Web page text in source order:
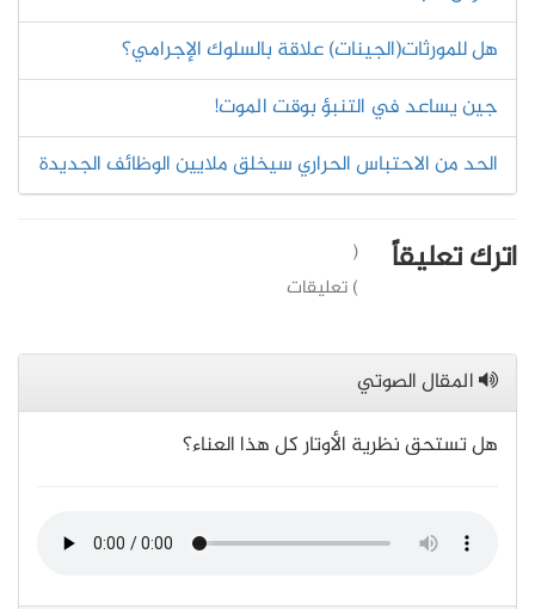
هل للمورثات(الجينات) علاقة بالسلوك الإجرامي؟
جين يساعد في التنبؤ بوقت الموت!
الحد من الاحتباس الحراري سيخلق ملايين الوظائف الجديدة
اترك تعليقاً
(
) تعليقات
المقال الصوتي
هل تستحق نظرية الأوتار كل هذا العناء؟